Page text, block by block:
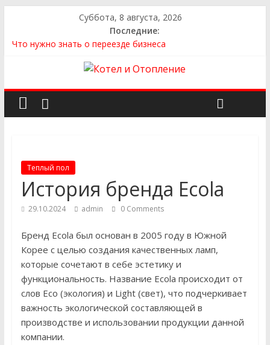
Суббота, 8 августа, 2026
Последние:
Что нужно знать о переезде бизнеса
Как выбрать сантехнику и отопление для дома в
Как найти идеальный каркасный дом для жизни за городом
и не ошибиться в выборе
Теплый пол
История бренда Ecola
29.10.2024 admin 0 Comments
Бренд Ecola был основан в 2005 году в Южной
Корее с целью создания качественных ламп,
которые сочетают в себе эстетику и
функциональность. Название Ecola происходит от
слов Eco (экология) и Light (свет), что подчеркивает
важность экологической составляющей в
производстве и использовании продукции данной
компании.